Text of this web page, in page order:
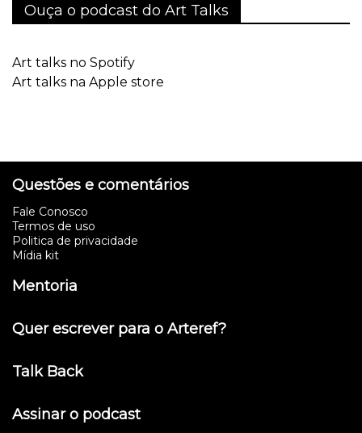
Ouça o podcast do Art Talks
Art talks no Spotify
Art talks na Apple store
Questões e comentários
Fale Conosco
Termos de uso
Politica de privacidade
Mídia kit
Mentoria
Quer escrever para o Arteref?
Talk Back
Assinar o podcast